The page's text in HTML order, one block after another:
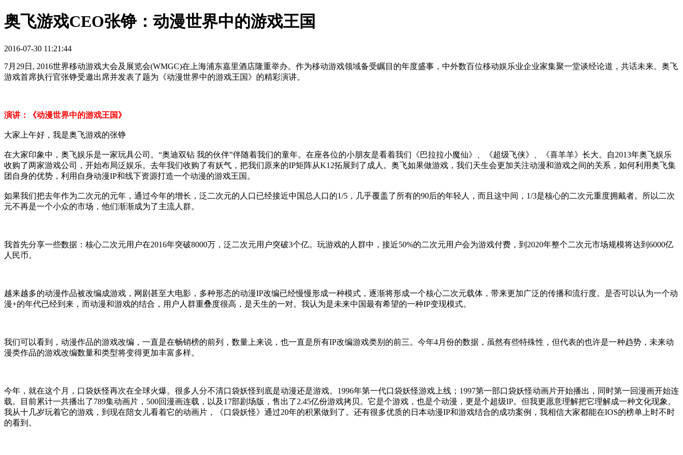
奥飞游戏CEO张铮：动漫世界中的游戏王国
2016-07-30 11:21:44
7月29日, 2016世界移动游戏大会及展览会(WMGC)在上海浦东嘉里酒店隆重举办。作为移动游戏领域备受瞩目的年度盛事，中外数百位移动娱乐业企业家集聚一堂谈经论道，共话未来。奥飞
游戏首席执行官张铮受邀出席并发表了题为《动漫世界中的游戏王国》的精彩演讲。
演讲：《动漫世界中的游戏王国》
大家上午好，我是奥飞游戏的张铮
在大家印象中，奥飞娱乐是一家玩具公司。“奥迪双钻 我的伙伴”伴随着我们的童年。在座各位的小朋友是看着我们《巴拉拉小魔仙》、《超级飞侠》、《喜羊羊》长大。自2013年奥飞娱乐
收购了两家游戏公司，开始布局泛娱乐。去年我们收购了有妖气，把我们原来的IP矩阵从K12拓展到了成人。奥飞如果做游戏，我们天生会更加关注动漫和游戏之间的关系，如何利用奥飞集
团自身的优势，利用自身动漫IP和线下资源打造一个动漫的游戏王国。
如果我们把去年作为二次元的元年，通过今年的增长，泛二次元的人口已经接近中国总人口的1/5，几乎覆盖了所有的90后的年轻人，而且这中间，1/3是核心的二次元重度拥戴者。所以二次
元不再是一个小众的市场，他们渐渐成为了主流人群。
我首先分享一些数据：核心二次元用户在2016年突破8000万，泛二次元用户突破3个亿。玩游戏的人群中，接近50%的二次元用户会为游戏付费，到2020年整个二次元市场规模将达到6000亿
人民币。
越来越多的动漫作品被改编成游戏，网剧甚至大电影，多种形态的动漫IP改编已经慢慢形成一种模式，逐渐将形成一个核心二次元载体，带来更加广泛的传播和流行度。是否可以认为一个动
漫+的年代已经到来，而动漫和游戏的结合，用户人群重叠度很高，是天生的一对。我认为是未来中国最有希望的一种IP变现模式。
我们可以看到，动漫作品的游戏改编，一直是在畅销榜的前列，数量上来说，也一直是所有IP改编游戏类别的前三。今年4月份的数据，虽然有些特殊性，但代表的也许是一种趋势，未来动
漫类作品的游戏改编数量和类型将变得更加丰富多样。
今年，就在这个月，口袋妖怪再次在全球火爆。很多人分不清口袋妖怪到底是动漫还是游戏。1996年第一代口袋妖怪游戏上线；1997第一部口袋妖怪动画片开始播出，同时第一回漫画开始连
载。目前累计一共播出了789集动画片，500回漫画连载，以及17部剧场版，售出了2.45亿份游戏拷贝。它是个游戏，也是个动漫，更是个超级IP。但我更愿意理解把它理解成一种文化现象。
我从十几岁玩着它的游戏，到现在陪女儿看着它的动画片，《口袋妖怪》通过20年的积累做到了。还有很多优质的日本动漫IP和游戏结合的成功案例，我相信大家都能在IOS的榜单上时不时
的看到。